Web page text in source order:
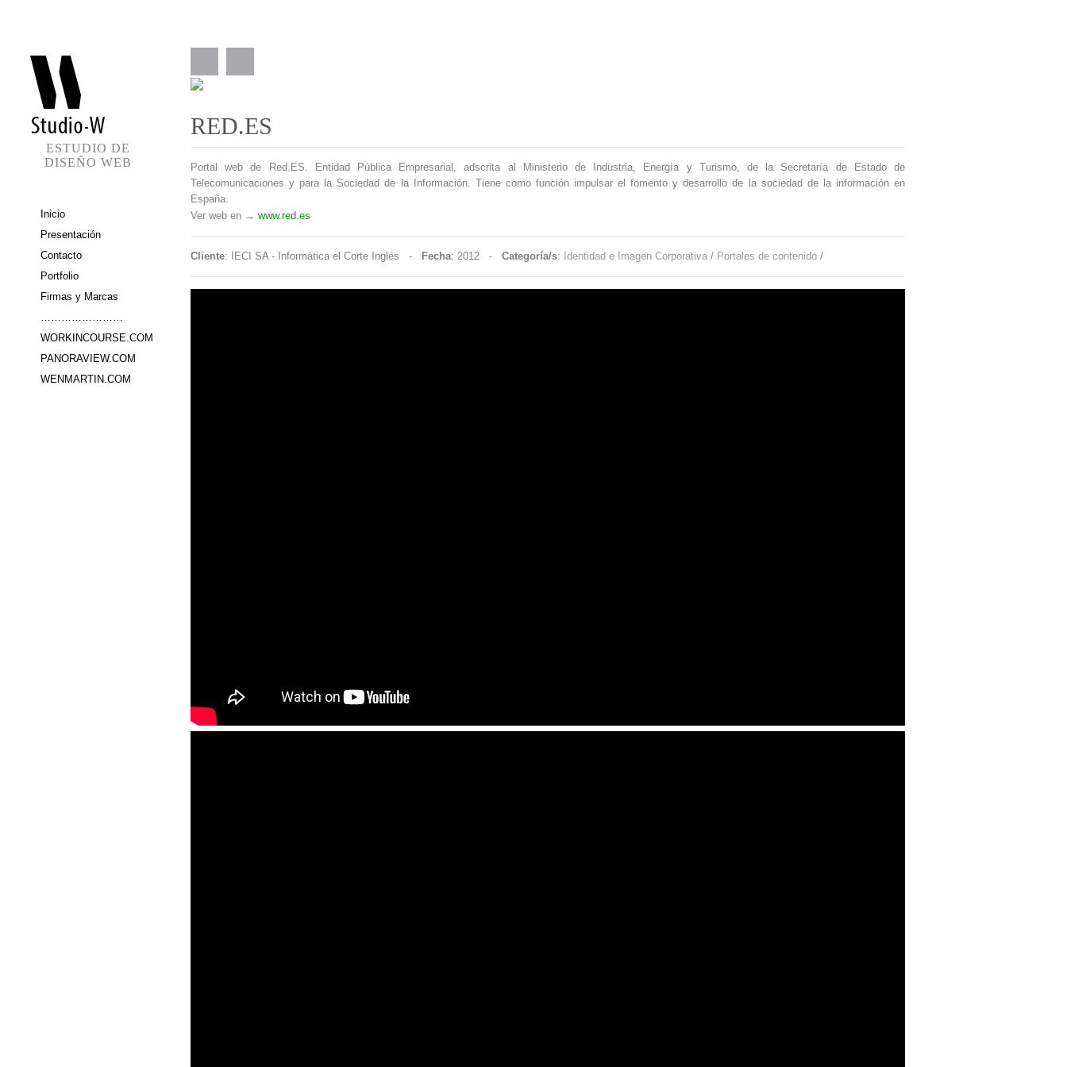
ESTUDIO DE
DISEÑO WEB
Inicio
Presentación
Contacto
Portfolio
Firmas y Marcas
……………………
WORKINCOURSE.COM
PANORAVIEW.COM
WENMARTIN.COM
RED.ES
Portal web de Red.ES. Entidad Pública Empresarial, adscrita al Ministerio de Industria, Energía y Turismo, de la Secretaría de Estado de
Telecomunicaciones y para la Sociedad de la Información. Tiene como función impulsar el fomento y desarrollo de la sociedad de la información en
España.
Ver web en → www.red.es
Cliente: IECI SA - Informática el Corte Inglés - Fecha: 2012 - Categoría/s: Identidad e Imagen Corporativa / Portales de contenido /